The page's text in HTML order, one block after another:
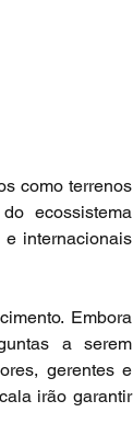
como terrenos
ecossistema
e internacionais
Embora
a serem
irão garantir